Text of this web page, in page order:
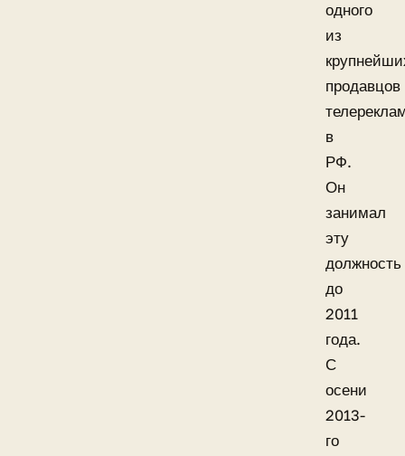
одного
из
продавцов
в
РФ.
Он
занимал
эту
должность
до
2011
года.
С
осени
2013-
го